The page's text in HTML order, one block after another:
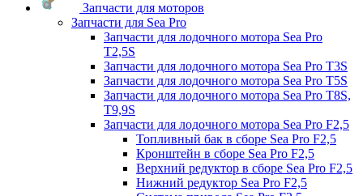
Запчасти для моторов
Запчасти для Sea Pro
Запчасти для лодочного мотора Sea Pro
Т2,5S
Запчасти для лодочного мотора Sea Pro Т3S
Запчасти для лодочного мотора Sea Pro Т5S
Запчасти для лодочного мотора Sea Pro Т8S,
T9,9S
Запчасти для лодочного мотора Sea Pro F2,5
Топливный бак в сборе Sea Pro F2,5
Кронштейн в сборе Sea Pro F2,5
Верхний редуктор в сборе Sea Pro F2,5
Нижний редуктор Sea Pro F2,5